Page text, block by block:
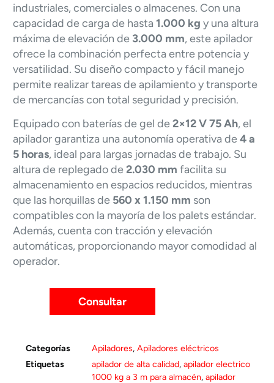
industriales, comerciales o almacenes. Con una
capacidad de carga de hasta 1.000 kg y una altura
máxima de elevación de 3.000 mm, este apilador
ofrece la combinación perfecta entre potencia y
versatilidad. Su diseño compacto y fácil manejo
permite realizar tareas de apilamiento y transporte
de mercancías con total seguridad y precisión.
Equipado con baterías de gel de2×12 V 75 Ah, el
apilador garantiza una autonomía operativa de4 a
5 horas, ideal para largas jornadas de trabajo. Su
altura de replegado de2.030 mm facilita su
almacenamiento en espacios reducidos, mientras
que las horquillas de 560 x 1.150 mm son
compatibles con la mayoría de los palets estándar.
Además, cuenta con tracción y elevación
automáticas, proporcionando mayor comodidad al
operador.
Consultar
Categorías Apiladores,Apiladores eléctricos
Etiquetas
apilador de alta calidad,apilador electrico
1000 kg a 3 m para almacén,apilador